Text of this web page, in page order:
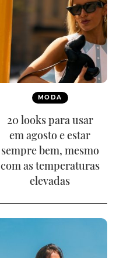
MODA
20 looks para usar
em agosto e estar
sempre bem, mesmo
com as temperaturas
elevadas